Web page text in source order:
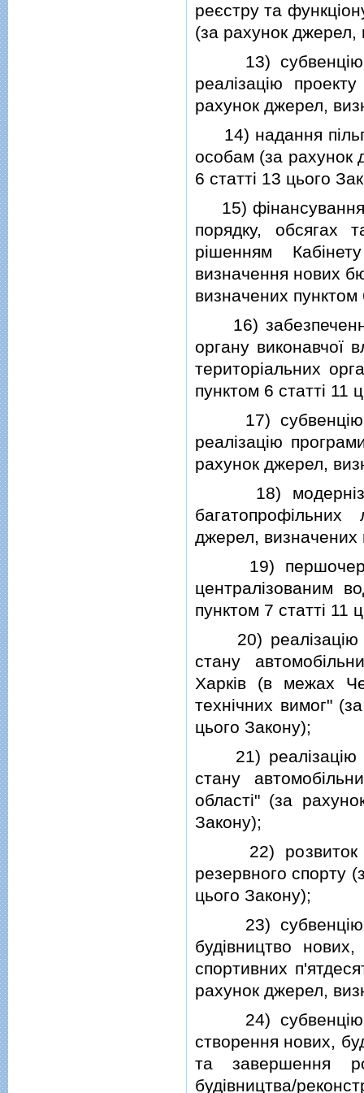
реєстру та
(за рахунок джерел,
13) субвенцiю з
реалiзацiю
рахунок джерел,
14) надання
особам (за рахунок
6 статтi 13 цього
15) фiнансування
порядку, обсягах
рiшенням
визначення нових
визначених пунктом
16)
органу виконавчої
територiальних
пунктом 6 статтi 11
17) субвенцiю з
реалiзацiю
рахунок джерел,
18)
джерел, визначених
19)
централiзованим
пунктом 7 статтi 11
20) реалiзацiю
стану
Харкiв (в межах
технiчних вимог"
цього Закону);
21) реалiзацiю
стану
областi" (за
Закону);
22) розвиток
резервного спорту
цього Закону);
23) субвенцiю з
будiвництво
спортивних
рахунок джерел,
24) субвенцiю з
створення нових,
та завершення
будiвництва/